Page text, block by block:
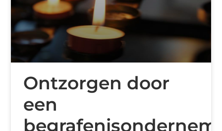
Ontzorgen door
een